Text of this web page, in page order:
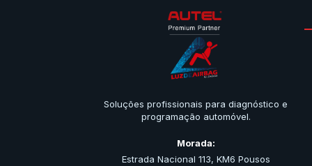
Soluções profissionais para diagnóstico e
programação automóvel.
Morada:
Estrada Nacional 113, KM6 Pousos